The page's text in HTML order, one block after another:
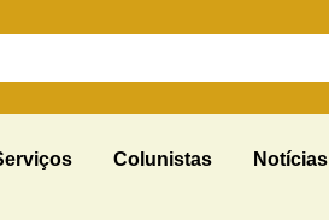
Colunistas Notícias